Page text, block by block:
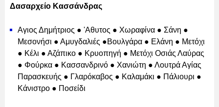
Δασαρχείο Κασσάνδρας
Αγιος Δημήτριος ● 'Αθυτος ● Χωραφίνα ● Σάνη ●
Μεσονήσι ● Αμυγδαλιές ●Βουλγάρα ● Ελάνη ● Μετόχι
● Κέλι ● Αζάπικο ● Κρυοπηγή ● Μετόχι Οσιάς Λαύρας
● Φούρκα ● Κασσανδρινό ● Χανιώτη ● Λουτρά Αγίας
Παρασκευής ● Γλαρόκαβος ● Καλαμάκι ● Πάλιουρι ●
Κάνιστρο ● Ποσείδι